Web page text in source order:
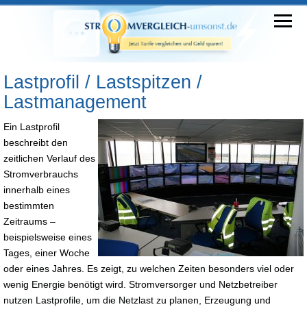
Lastprofil / Lastspitzen /
Lastmanagement
Ein Lastprofil
beschreibt den
zeitlichen Verlauf des
Stromverbrauchs
innerhalb eines
bestimmten
Zeitraums –
beispielsweise eines
Tages, einer Woche
oder eines Jahres. Es zeigt, zu welchen Zeiten besonders viel oder
wenig Energie benötigt wird. Stromversorger und Netzbetreiber
nutzen Lastprofile, um die Netzlast zu planen, Erzeugung und